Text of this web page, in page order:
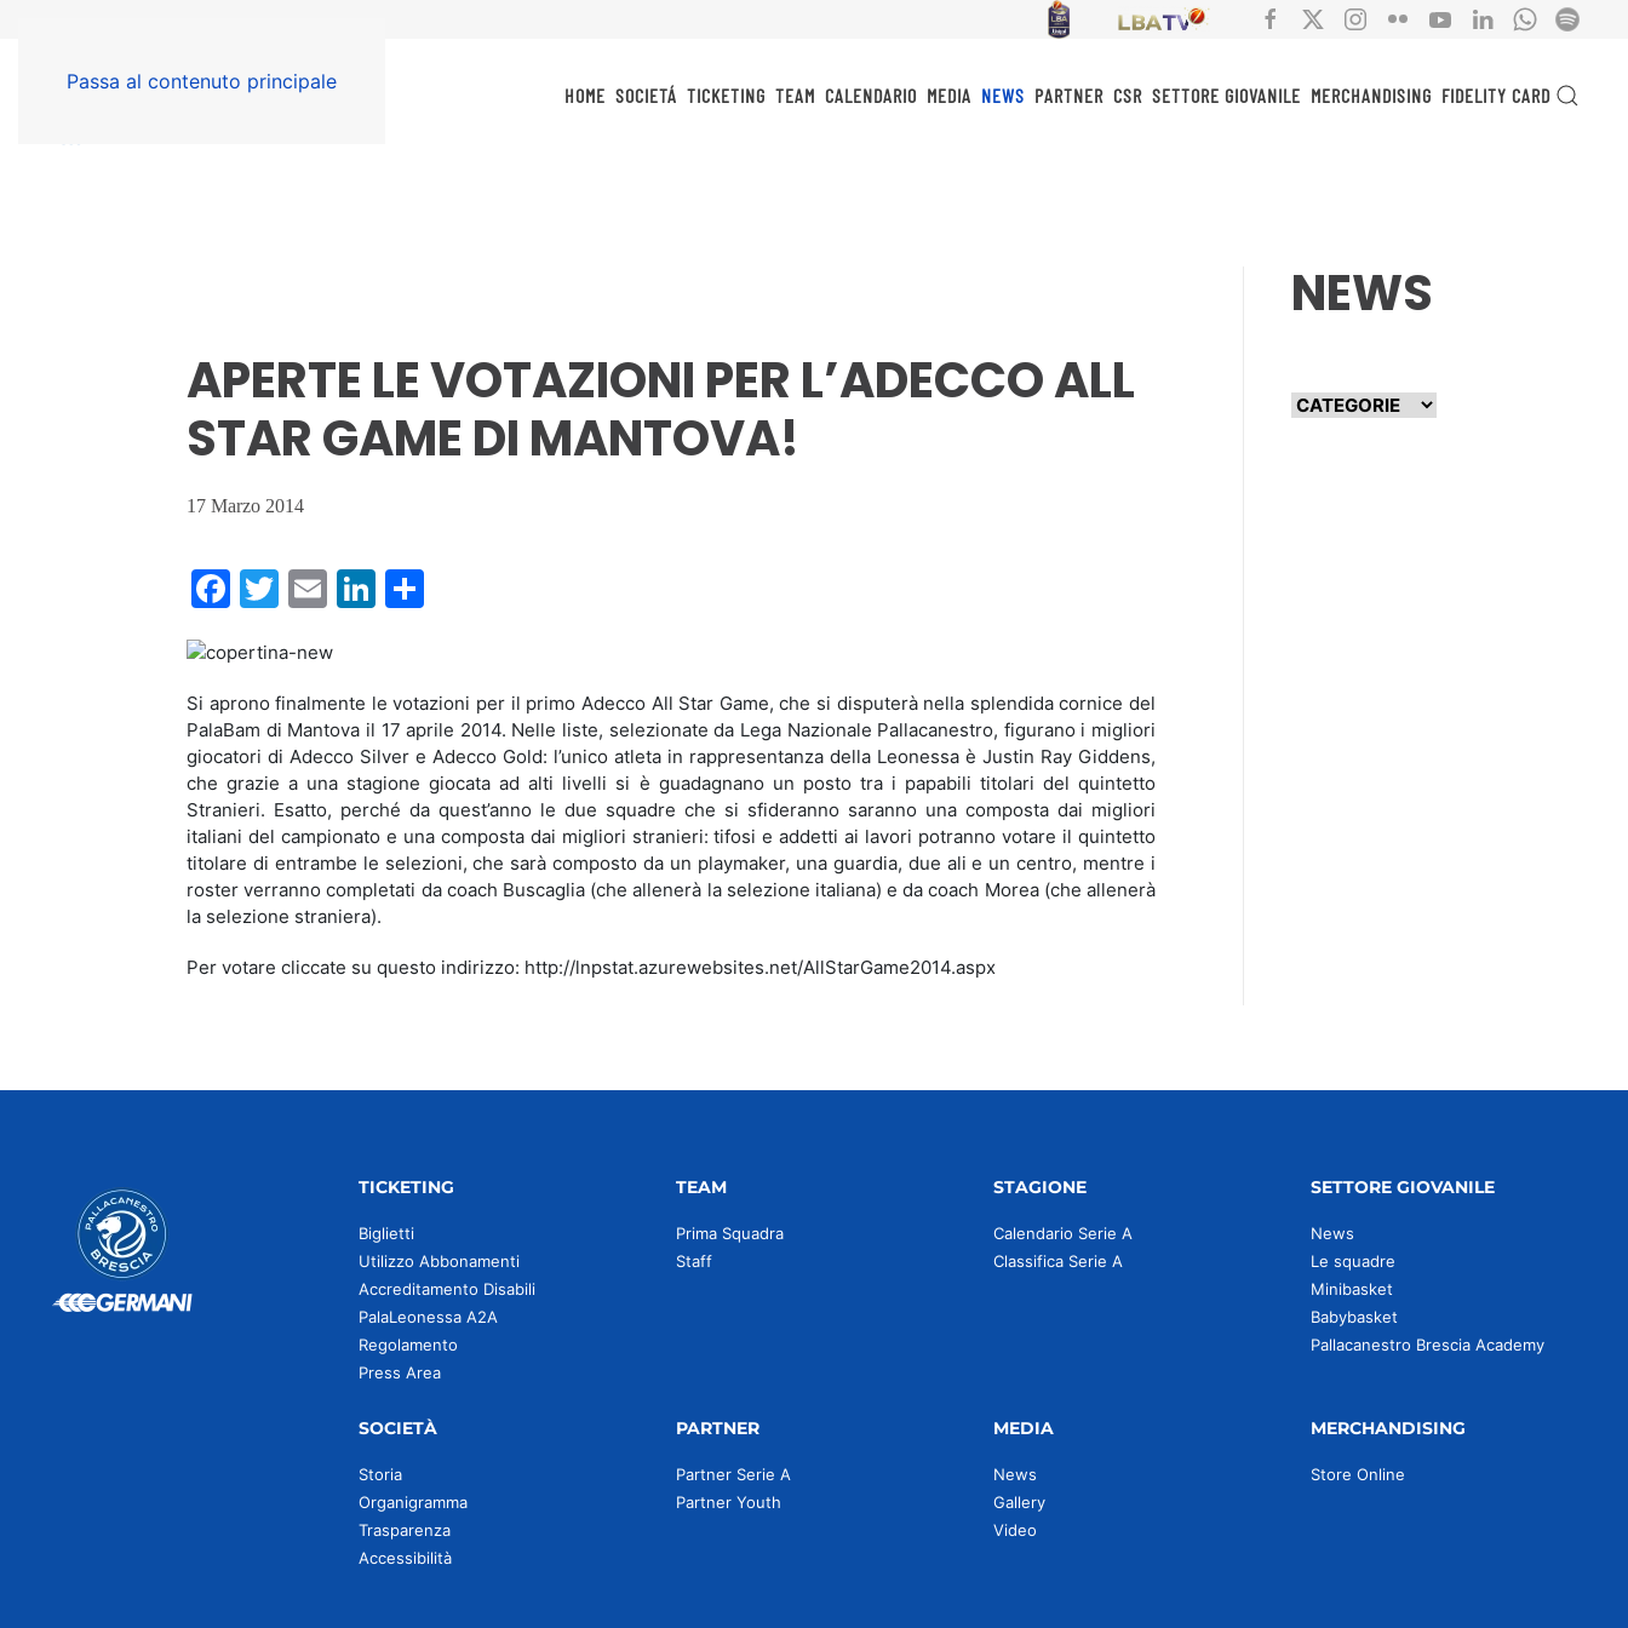
Passa al contenuto principale
HOME SOCIETÁ TICKETING TEAM CALENDARIO MEDIA NEWS PARTNER CSR SETTORE GIOVANILE MERCHANDISING FIDELITY CARD
APERTE LE VOTAZIONI PER L’ADECCO ALL
STAR GAME DI MANTOVA!
17 Marzo 2014
Facebook
Twitter
EmailLinkedIn
Si aprono finalmente le votazioni per il primo Adecco All Star Game, che si disputerà nella splendida cornice del
PalaBam di Mantova il 17 aprile 2014. Nelle liste, selezionate da Lega Nazionale Pallacanestro, figurano i migliori
giocatori di Adecco Silver e Adecco Gold: l’unico atleta in rappresentanza della Leonessa è Justin Ray Giddens,
che grazie a una stagione giocata ad alti livelli si è guadagnano un posto tra i papabili titolari del quintetto
Stranieri. Esatto, perché da quest’anno le due squadre che si sfideranno saranno una composta dai migliori
italiani del campionato e una composta dai migliori stranieri: tifosi e addetti ai lavori potranno votare il quintetto
titolare di entrambe le selezioni, che sarà composto da un playmaker, una guardia, due ali e un centro, mentre i
roster verranno completati da coach Buscaglia (che allenerà la selezione italiana) e da coach Morea (che allenerà
la selezione straniera).
Per votare cliccate su questo indirizzo: http://lnpstat.azurewebsites.net/AllStarGame2014.aspx
NEWS
TICKETING
Biglietti
Utilizzo Abbonamenti
Accreditamento Disabili
PalaLeonessa A2A
Regolamento
Press Area
TEAM
Prima Squadra
Staff
STAGIONE
Calendario Serie A
Classifica Serie A
SETTORE GIOVANILE
News
Le squadre
Minibasket
Babybasket
Pallacanestro Brescia Academy
SOCIETÀ
Storia
Organigramma
Trasparenza
Accessibilità
PARTNER
Partner Serie A
Partner Youth
MEDIA
News
Gallery
Video
MERCHANDISING
Store Online